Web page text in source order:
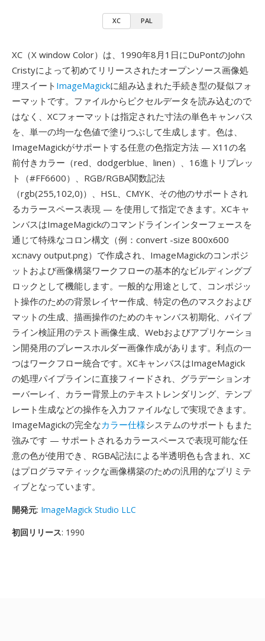
XC PAL
XC（X window Color）は、1990年8月1日にDuPontのJohn
Cristyによって初めてリリースされたオープンソース画像処
理スイート ImageMagickに組み込まれた手続き型の疑似フォ
ーマットです。ファイルからピクセルデータを読み込むので
はなく、XCフォーマットは指定された寸法の単色キャンバス
を、単一の均一な色値で塗りつぶして生成します。色は、
ImageMagickがサポートする任意の色指定方法 — X11の名
前付きカラー（red、dodgerblue、linen）、16進トリプレッ
ト（#FF6600）、RGB/RGBA関数記法
（rgb(255,102,0)）、HSL、CMYK、その他のサポートされ
るカラースペース表現 — を使用して指定できます。XCキャ
ンバスはImageMagickのコマンドラインインターフェースを
通じて特殊なコロン構文（例：convert -size 800x600
xc:navy output.png）で作成され、ImageMagickのコンポジ
ットおよび画像構築ワークフローの基本的なビルディングブ
ロックとして機能します。一般的な用途として、コンポジッ
ト操作のための背景レイヤー作成、特定の色のマスクおよび
マットの生成、描画操作のためのキャンバス初期化、パイプ
ライン検証用のテスト画像生成、Webおよびアプリケーショ
ン開発用のプレースホルダー画像作成があります。利点の一
つはワークフロー統合です。XCキャンバスはImageMagick
の処理パイプラインに直接フィードされ、グラデーションオ
ーバーレイ、カラー背景上のテキストレンダリング、テンプ
レート生成などの操作を入力ファイルなしで実現できます。
ImageMagickの完全なカラー仕様システムのサポートもまた
強みです — サポートされるカラースペースで表現可能な任
意の色が使用でき、RGBA記法による半透明色も含まれ、XC
はプログラマティックな画像構築のための汎用的なプリミテ
ィブとなっています。
開発元: ImageMagick Studio LLC
初回リリース: 1990